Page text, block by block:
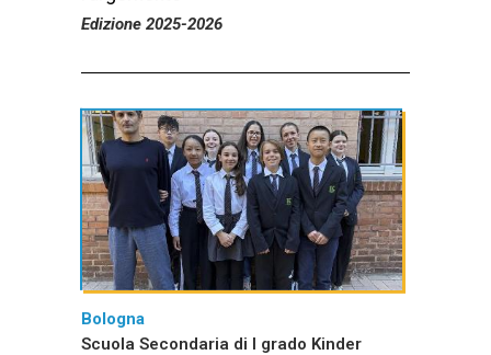
Edizione 2025-2026
Bologna
Scuola Secondaria di I grado Kinder